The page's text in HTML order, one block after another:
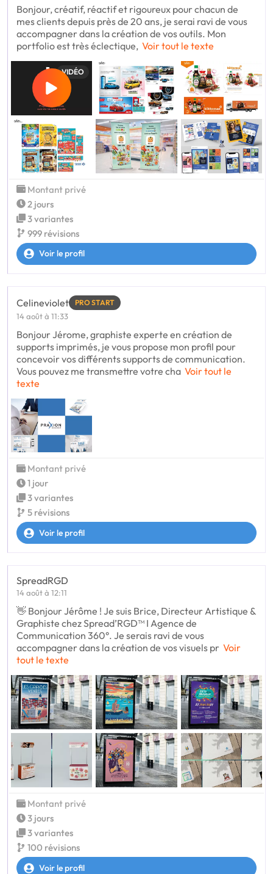
Bonjour, créatif, réactif et rigoureux pour chacun de
mes clients depuis près de 20 ans, je serai ravi de vous
accompagner dans la création de vos outils. Mon
portfolio est très éclectique, Voir tout le texte
VIDÉO
Montant privé
2 jours
3 variantes
999 révisions
Voir le profil
Celineviolet PRO START
14 août à 11:33
Bonjour Jérome, graphiste experte en création de
supports imprimés, je vous propose mon profil pour
concevoir vos différents supports de communication.
Vous pouvez me transmettre votre cha Voir tout le
texte
Montant privé
1 jour
3 variantes
5 révisions
Voir le profil
SpreadRGD
14 août à 12:11
👋 Bonjour Jérôme ! Je suis Brice, Directeur Artistique &
Graphiste chez Spread’RGD™ I Agence de
Communication 360°. Je serais ravi de vous
accompagner dans la création de vos visuels pr Voir
tout le texte
Montant privé
3 jours
3 variantes
100 révisions
Voir le profil